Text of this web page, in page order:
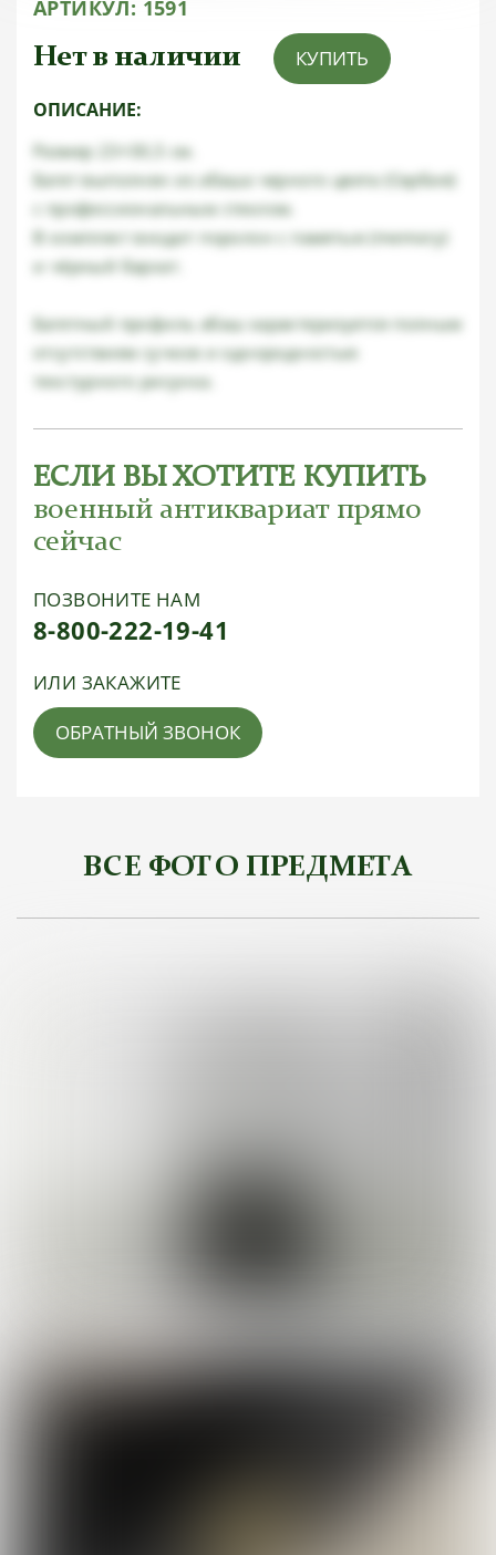
АРТИКУЛ: 1591
Нет в наличии КУПИТЬ
ОПИСАНИЕ:
Размер 23×30,5 см.
Багет выполнен из абаша черного цвета (Сербия)
с профессиональным стеклом.
В комплект входит поролон с памятью (memory)
и чёрный бархат.
Багетный профиль абаш характеризуется полным
отсутствием сучков и однородностью
текстурного рисунка.
ЕСЛИ ВЫ ХОТИТЕ КУПИТЬ
военный антиквариат прямо
сейчас
ПОЗВОНИТЕ НАМ
8-800-222-19-41
ИЛИ ЗАКАЖИТЕ
ОБРАТНЫЙ ЗВОНОК
ВСЕ ФОТО ПРЕДМЕТА